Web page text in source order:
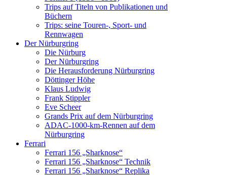
Trips auf Titeln von Publikationen und
Büchern
Trips: seine Touren-, Sport- und
Rennwagen
Der Nürburgring
Die Nürburg
Der Nürburgring
Die Herausforderung Nürburgring
Döttinger Höhe
Klaus Ludwig
Frank Stippler
Eve Scheer
Grands Prix auf dem Nürburgring
ADAC-1000-km-Rennen auf dem
Nürburgring
Ferrari
Ferrari 156 „Sharknose“
Ferrari 156 „Sharknose“ Technik
Ferrari 156 „Sharknose“ Replika